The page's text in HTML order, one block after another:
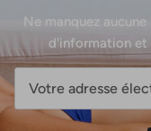
Ne manquez
d'information et